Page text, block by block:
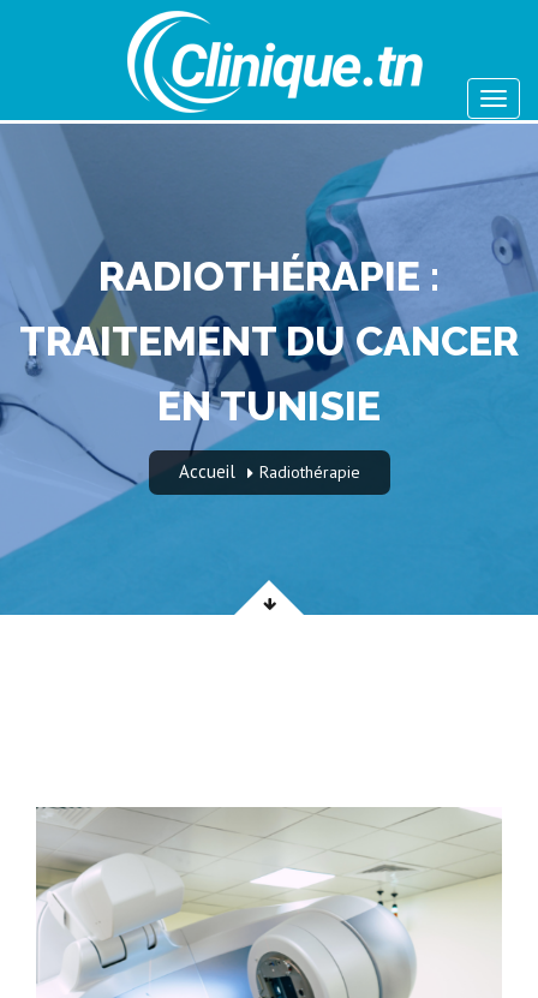
RADIOTHÉRAPIE :
TRAITEMENT DU CANCER
EN TUNISIE
Accueil Radiothérapie